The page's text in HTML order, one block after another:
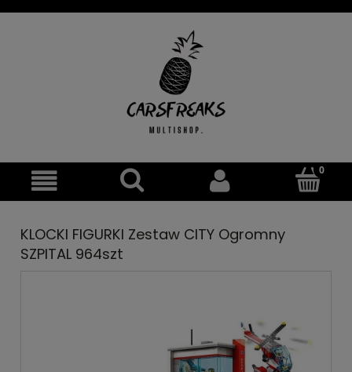
KLOCKI FIGURKI Zestaw CITY Ogromny
SZPITAL 964szt